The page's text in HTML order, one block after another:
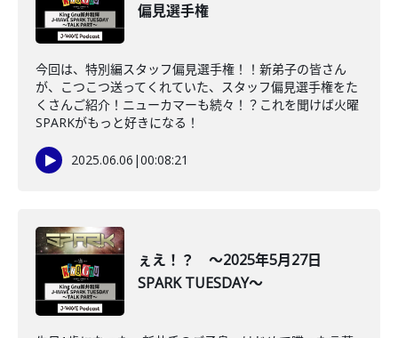
偏見選手権
今回は、特別編スタッフ偏見選手権！！新弟子の皆さん
が、こつこつ送ってくれていた、スタッフ偏見選手権をた
くさんご紹介！ニューカマーも続々！？これを聞けば火曜
SPARKがもっと好きになる！
2025.06.06 |00:08:21
ぇえ！？ ～2025年5月27日
SPARK TUESDAY～